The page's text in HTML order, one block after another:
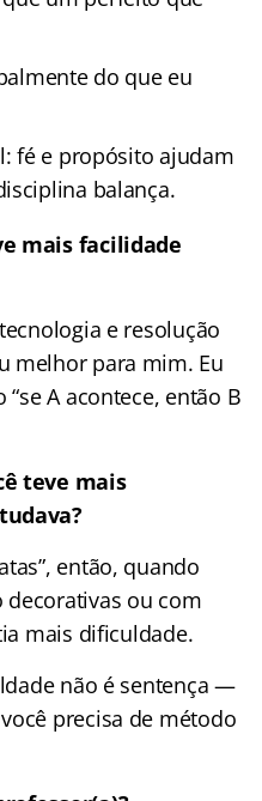
do que eu
fé e propósito ajudam
balança.
mais facilidade
e resolução
melhor para mim. Eu
A acontece, então B
teve mais
então, quando
ou com
mais dificuldade.
não é sentença —
precisa de método